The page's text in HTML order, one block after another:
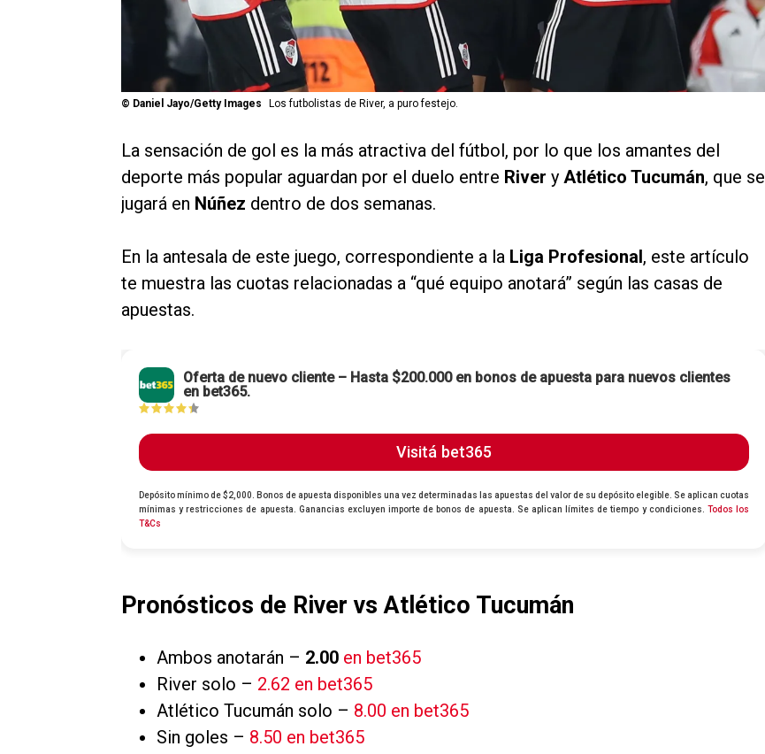
© Daniel Jayo/Getty Images Los futbolistas de River, a puro festejo.
La sensación de gol es la más atractiva del fútbol, por lo que los amantes del
deporte más popular aguardan por el duelo entre River y Atlético Tucumán, que se
jugará en Núñez dentro de dos semanas.
En la antesala de este juego, correspondiente a la Liga Profesional, este artículo
te muestra las cuotas relacionadas a “qué equipo anotará” según las casas de
apuestas.
Pronósticos de River vs Atlético Tucumán
Ambos anotarán – 2.00 en bet365
River solo – 2.62 en bet365
Atlético Tucumán solo – 8.00 en bet365
Sin goles – 8.50 en bet365